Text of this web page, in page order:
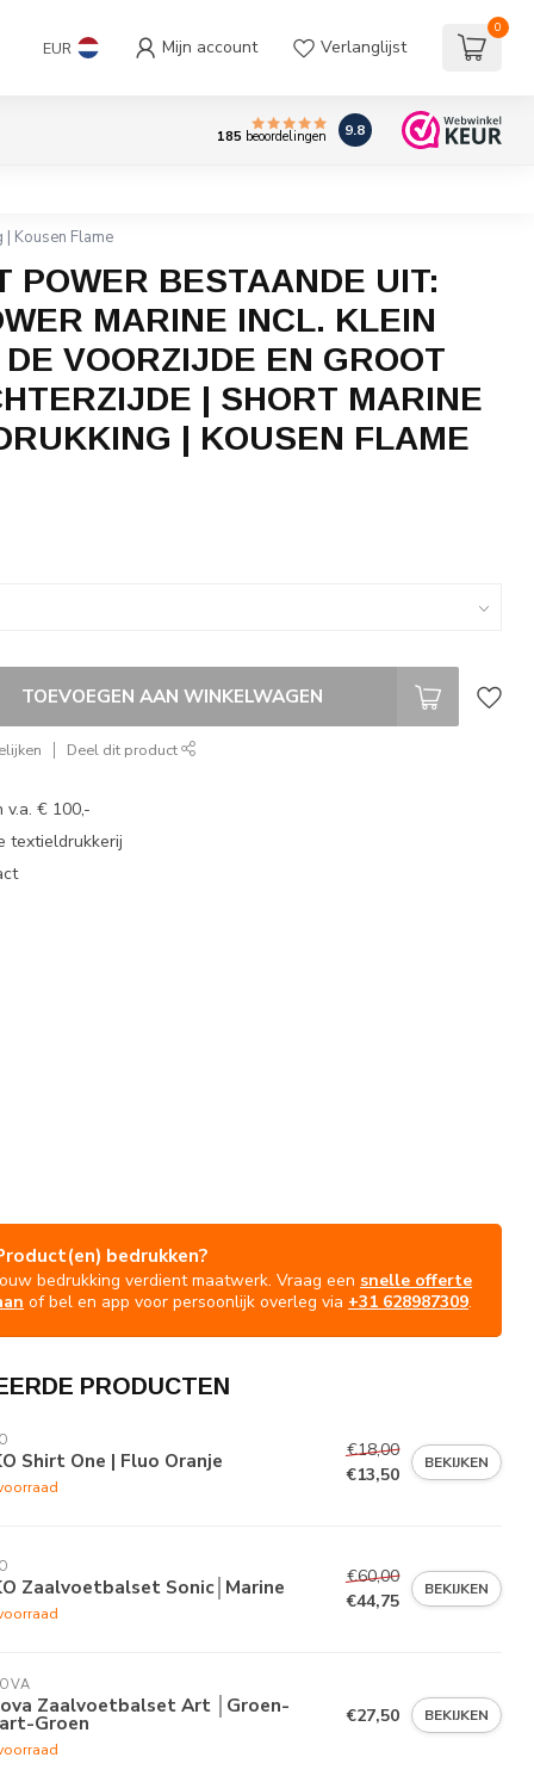
EUR Mijn account Verlanglijst
0
185 beoordelingen 9.8
Kousen Flame
POWER BESTAANDE UIT:
MARINE INCL. KLEIN
DE VOORZIJDE EN GROOT
| SHORT MARINE
| KOUSEN FLAME
TOEVOEGEN AAN WINKELWAGEN
Deel dit product
v.a. € 100,-
textieldrukkerij
bedrukken?
bedrukking verdient maatwerk. Vraag een snelle offerte
of bel en app voor persoonlijk overleg via +31 628987309.
PRODUCTEN
Shirt One | Fluo Oranje
€18,00
€13,50
BEKIJKEN
Zaalvoetbalset Sonic│Marine
€60,00
€44,75
BEKIJKEN
Zaalvoetbalset Art │Groen-
Groen €27,50 BEKIJKEN